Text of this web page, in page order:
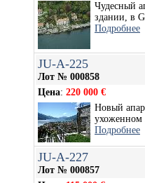
Чудесный
здании, в
Подробнее
JU-A-225
Лот № 000858
Цена: 220 000 €
Новый
Подробнее
JU-A-227
Лот № 000857